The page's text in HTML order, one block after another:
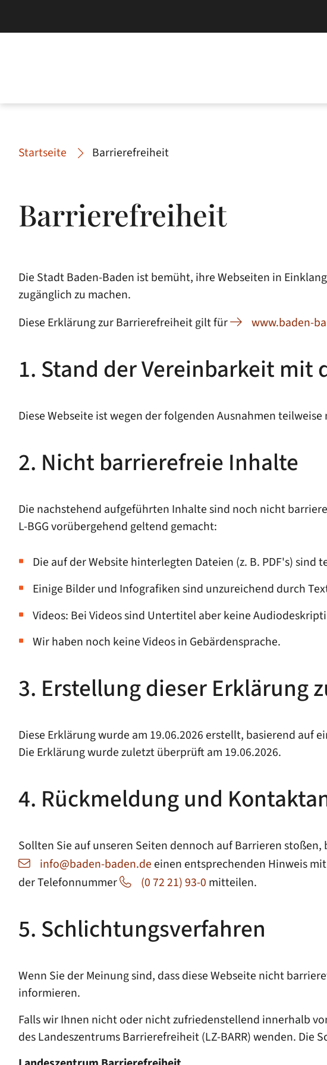
Startseite Barrierefreiheit
Barrierefreiheit
Die Stadt Baden-Baden ist bemüht, ihre Webseiten in
zugänglich zu machen.
Diese Erklärung zur Barrierefreiheit gilt für
www.baden-
1. Stand der Vereinbarkeit mit
Diese Webseite ist wegen der folgenden Ausnahmen teilweise
2. Nicht barrierefreie Inhalte
Die nachstehend aufgeführten Inhalte sind noch nicht
L-BGG vorübergehend geltend gemacht:
Die auf der Website hinterlegten Dateien (z. B. PDF's)
Einige Bilder und Infografiken sind unzureichend durch
Videos: Bei Videos sind Untertitel aber keine
Wir haben noch keine Videos in Gebärdensprache.
3. Erstellung dieser Erklärung
Diese Erklärung wurde am 19.06.2026 erstellt, basierend auf
Die Erklärung wurde zuletzt überprüft am 19.06.2026.
4. Rückmeldung und
Sollten Sie auf unseren Seiten dennoch auf Barrieren
info@baden-baden.de einen entsprechenden Hinweis
der Telefonnummer
(0 72 21) 93-0 mitteilen.
5. Schlichtungsverfahren
Wenn Sie der Meinung sind, dass diese Webseite nicht
informieren.
Falls wir Ihnen nicht oder nicht zufriedenstellend innerhalb
des Landeszentrums Barrierefreiheit (LZ-BARR) wenden. Die